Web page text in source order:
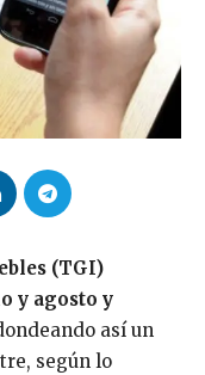
(TGI)
y agosto y
así un
según lo